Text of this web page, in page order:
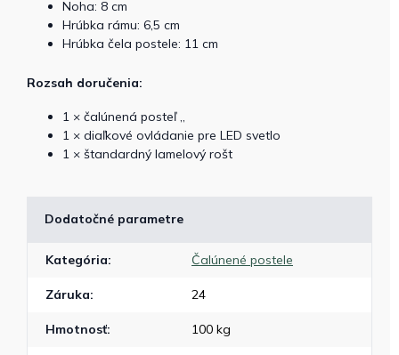
Noha: 8 cm
Hrúbka rámu: 6,5 cm
Hrúbka čela postele: 11 cm
Rozsah doručenia:
1 × čalúnená posteľ „
1 × diaľkové ovládanie pre LED svetlo
1 × štandardný lamelový rošt
Dodatočné parametre
Kategória: Čalúnené postele
Záruka: 24
Hmotnosť: 100 kg